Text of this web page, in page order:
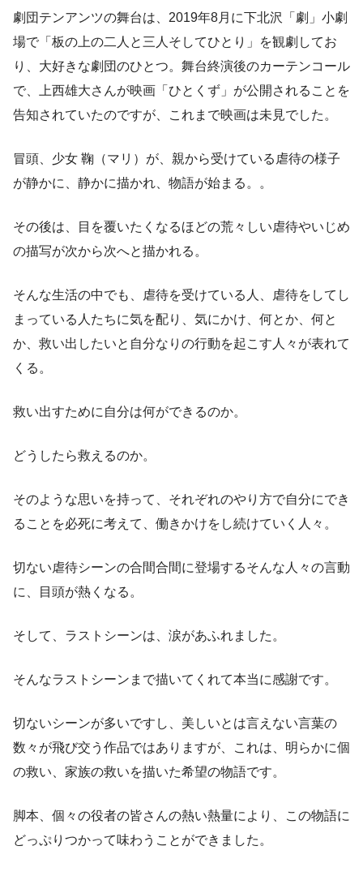
劇団テンアンツの舞台は、2019年8月に下北沢「劇」小劇
場で「板の上の二人と三人そしてひとり」を観劇してお
り、大好きな劇団のひとつ。舞台終演後のカーテンコール
で、上西雄大さんが映画「ひとくず」が公開されることを
告知されていたのですが、これまで映画は未見でした。
冒頭、少女 鞠（マリ）が、親から受けている虐待の様子
が静かに、静かに描かれ、物語が始まる。。
その後は、目を覆いたくなるほどの荒々しい虐待やいじめ
の描写が次から次へと描かれる。
そんな生活の中でも、虐待を受けている人、虐待をしてし
まっている人たちに気を配り、気にかけ、何とか、何と
か、救い出したいと自分なりの行動を起こす人々が表れて
くる。
救い出すために自分は何ができるのか。
どうしたら救えるのか。
そのような思いを持って、それぞれのやり方で自分にでき
ることを必死に考えて、働きかけをし続けていく人々。
切ない虐待シーンの合間合間に登場するそんな人々の言動
に、目頭が熱くなる。
そして、ラストシーンは、涙があふれました。
そんなラストシーンまで描いてくれて本当に感謝です。
切ないシーンが多いですし、美しいとは言えない言葉の
数々が飛び交う作品ではありますが、これは、明らかに個
の救い、家族の救いを描いた希望の物語です。
脚本、個々の役者の皆さんの熱い熱量により、この物語に
どっぷりつかって味わうことができました。